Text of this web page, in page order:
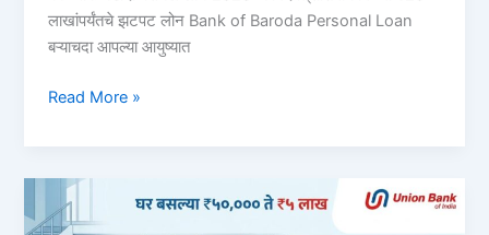
लाखांपर्यंतचे झटपट लोन Bank of Baroda Personal Loan
बऱ्याचदा आपल्या आयुष्यात
बँक
पर्सनल
लोन
2026:
Read More »